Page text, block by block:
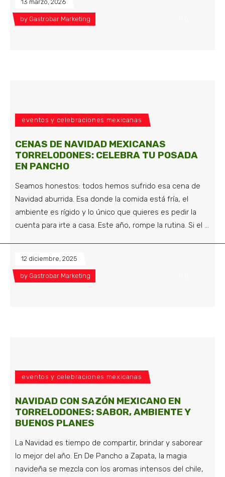
13 marzo, 2026
by Gastrobar Marketing
eventos y celebraciones mexicanas
CENAS DE NAVIDAD MEXICANAS
TORRELODONES: CELEBRA TU POSADA
EN PANCHO
Seamos honestos: todos hemos sufrido esa cena de
Navidad aburrida. Esa donde la comida está fría, el
ambiente es rígido y lo único que quieres es pedir la
cuenta para irte a casa. Este año, rompe la rutina. Si el
12 diciembre, 2025
by Gastrobar Marketing
eventos y celebraciones mexicanas
NAVIDAD CON SAZÓN MEXICANO EN
TORRELODONES: SABOR, AMBIENTE Y
BUENOS PLANES
La Navidad es tiempo de compartir, brindar y saborear
lo mejor del año. En De Pancho a Zapata, la magia
navideña se mezcla con los aromas intensos del chile,